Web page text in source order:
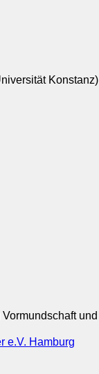
Konstanz)
und
e.V. Hamburg